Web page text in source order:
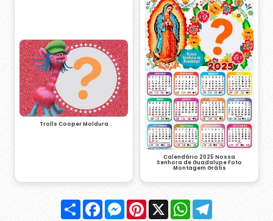
Trolls Cooper Moldura
Calendário 2025 Nossa
Senhora de Guadalupe Foto
Montagem Grátis
Compartilhar
FacebookMessenger
Pinterest
X WhatsApp